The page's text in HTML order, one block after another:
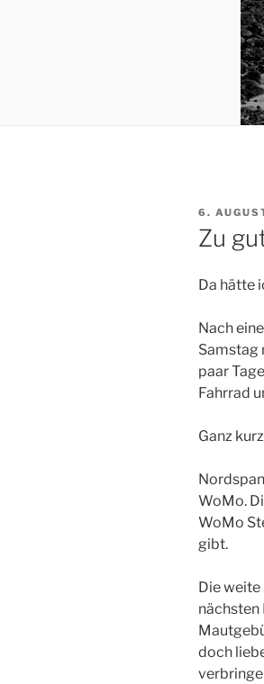
AM
6.
Zu
Da hätte
Nach
Samstag
paar
Fahrrad
Ganz
WoMo.
WoMo
gibt.
Die
nächsten
doch